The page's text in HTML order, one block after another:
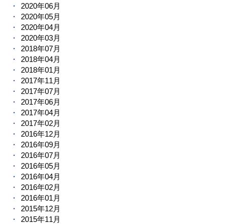
2020年06月
2020年05月
2020年04月
2020年03月
2018年07月
2018年04月
2018年01月
2017年11月
2017年07月
2017年06月
2017年04月
2017年02月
2016年12月
2016年09月
2016年07月
2016年05月
2016年04月
2016年02月
2016年01月
2015年12月
2015年11月